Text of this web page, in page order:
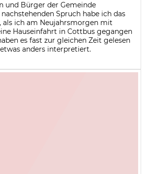
und Bürger der Gemeinde
Spruch habe ich das
als ich am Neujahrsmorgen mit
Hauseinfahrt in Cottbus gegangen
es fast zur gleichen Zeit gelesen
anders interpretiert.